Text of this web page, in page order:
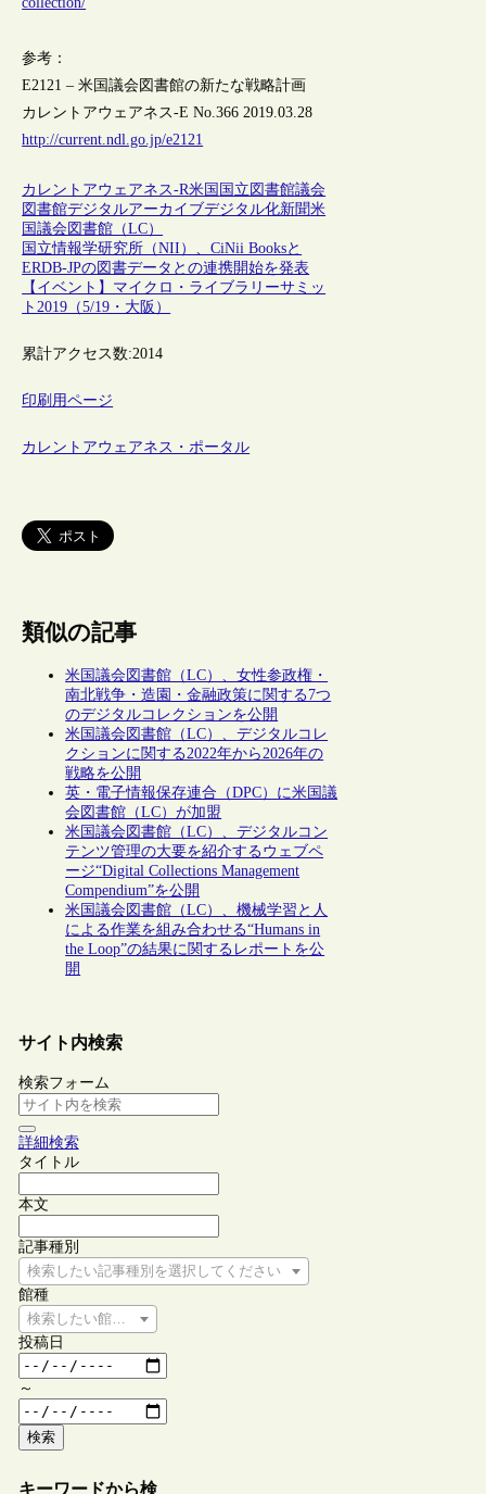
参考：
E2121 – 米国議会図書館の新たな戦略計画
カレントアウェアネス-E No.366 2019.03.28
http://current.ndl.go.jp/e2121
カレントアウェアネス-R米国 国立図書館議会
図書館デジタルアーカイブデジタル化新聞米
国議会図書館（LC）
国立情報学研究所（NII）、CiNii Booksと
ERDB-JPの図書データとの連携開始を発表
【イベント】マイクロ・ライブラリーサミッ
ト2019（5/19・大阪）
累計アクセス数:2014
印刷用ページ
カレントアウェアネス・ポータル
類似の記事
米国議会図書館（LC）、女性参政権・
南北戦争・造園・金融政策に関する7つ
のデジタルコレクションを公開
米国議会図書館（LC）、デジタルコレ
クションに関する2022年から2026年の
戦略を公開
英・電子情報保存連合（DPC）に米国議
会図書館（LC）が加盟
米国議会図書館（LC）、デジタルコン
テンツ管理の大要を紹介するウェブペ
ージ“Digital Collections Management
Compendium”を公開
米国議会図書館（LC）、機械学習と人
による作業を組み合わせる“Humans in
the Loop”の結果に関するレポートを公
開
サイト内検索
検索フォーム
詳細検索
タイトル
本文
記事種別
検索したい記事種別を選択してください
館種
検索したい館種を選択してください
投稿日
～
検索
キーワードから検